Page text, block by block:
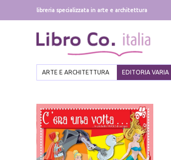
libreria specializzata in arte e architettura
ARTE E ARCHITETTURA EDITORIA VARIA